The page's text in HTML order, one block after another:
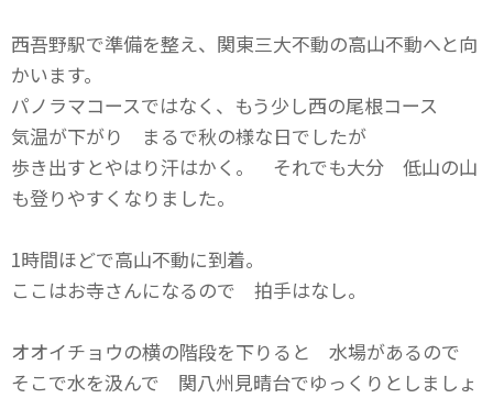
西吾野駅で準備を整え、関東三大不動の高山不動へと向
かいます。
パノラマコースではなく、もう少し西の尾根コース
気温が下がり まるで秋の様な日でしたが
歩き出すとやはり汗はかく。 それでも大分 低山の山
も登りやすくなりました。
1時間ほどで高山不動に到着。
ここはお寺さんになるので 拍手はなし。
オオイチョウの横の階段を下りると 水場があるので
そこで水を汲んで 関八州見晴台でゆっくりとしましょ